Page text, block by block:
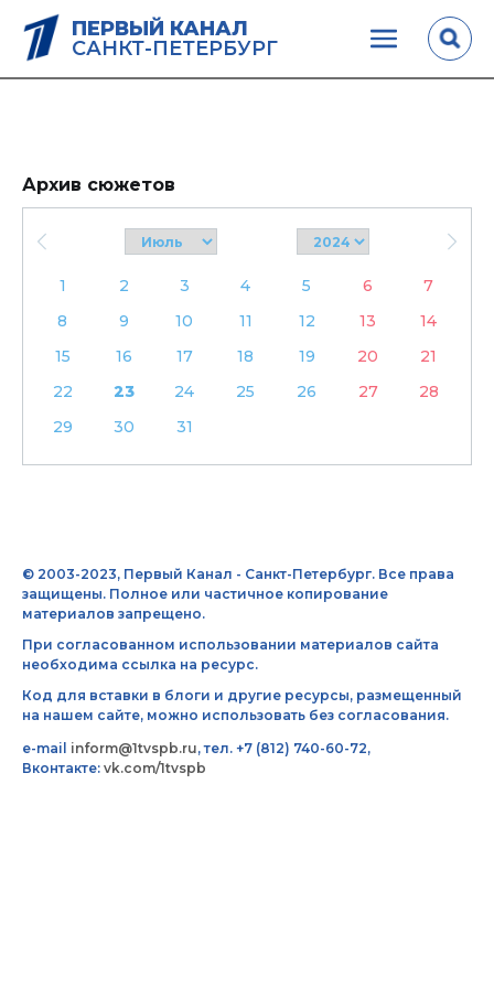
ПЕРВЫЙ КАНАЛ
САНКТ-ПЕТЕРБУРГ
Архив сюжетов
1 2 3 4 5 6
7
8
9 10 11 12 13
14
15
16 17 18 19 20
21
22
23 24 25 26 27
28
29
30 31
© 2003-2023, Первый Канал - Санкт-Петербург. Все права
защищены. Полное или частичное копирование
материалов запрещено.
При согласованном использовании материалов сайта
необходима ссылка на ресурс.
Код для вставки в блоги и другие ресурсы, размещенный
на нашем сайте, можно использовать без согласования.
e-mail inform@1tvspb.ru, тел. +7 (812) 740-60-72,
Вконтакте: vk.com/1tvspb